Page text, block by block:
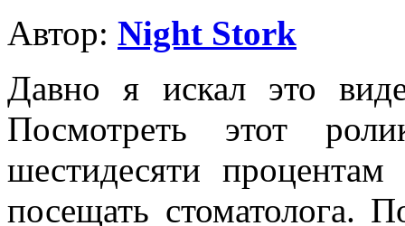
Автор: Night Stork
Давно я искал это
Посмотреть этот
шестидесяти
посещать стоматолога.